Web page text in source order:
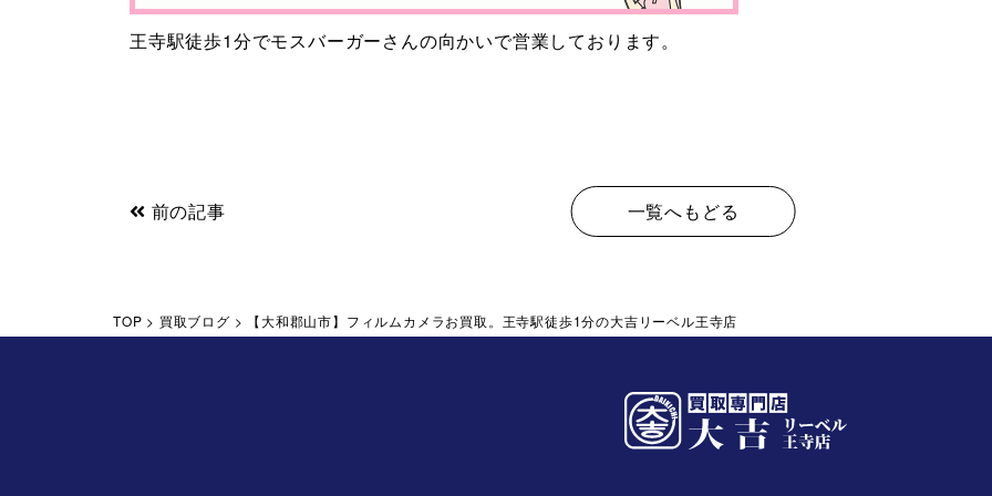
王寺駅徒歩1分でモスバーガーさんの向かいで営業しております。
前の記事 一覧へもどる
TOP > 買取ブログ > 【大和郡山市】フィルムカメラお買取。王寺駅徒歩1分の大吉リーベル王寺店